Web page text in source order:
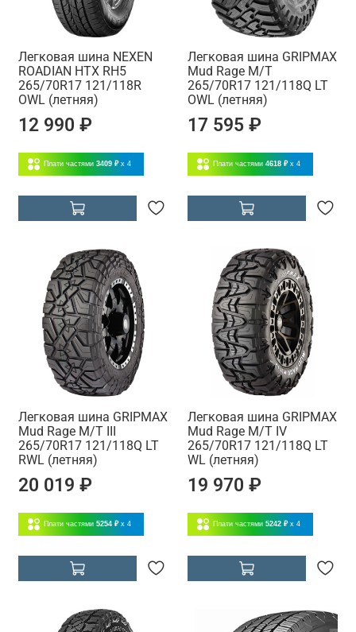
Легковая шина NEXEN
ROADIAN HTX RH5
265/70R17 121/118R
OWL (летняя)
12 990 ₽
Плати частями 3409 ₽ x 4
Легковая шина GRIPMAX
Mud Rage M/T
265/70R17 121/118Q LT
OWL (летняя)
17 595 ₽
Плати частями 4618 ₽ x 4
Легковая шина GRIPMAX
Mud Rage M/T III
265/70R17 121/118Q LT
RWL (летняя)
20 019 ₽
Плати частями 5254 ₽ x 4
Легковая шина GRIPMAX
Mud Rage M/T IV
265/70R17 121/118Q LT
WL (летняя)
19 970 ₽
Плати частями 5242 ₽ x 4